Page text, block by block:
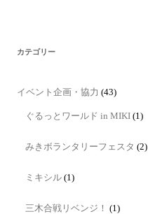
カテゴリー
イベント企画・協力 (43)
ぐるっとワールド in MIKI (1)
みきボランタリーフェスタ (2)
ミキシル (1)
三木合戦リベンジ！ (1)